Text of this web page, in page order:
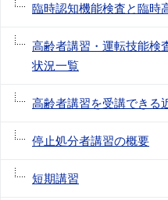
臨時認知機能検査と臨時
高齢者講習・運転技能検
状況一覧
高齢者講習を受講できる
停止処分者講習の概要
短期講習